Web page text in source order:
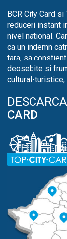
BCR City Card
reduceri instant
nivel national.
ca un indemn
tara, sa
deosebite si
cultural-
CARD